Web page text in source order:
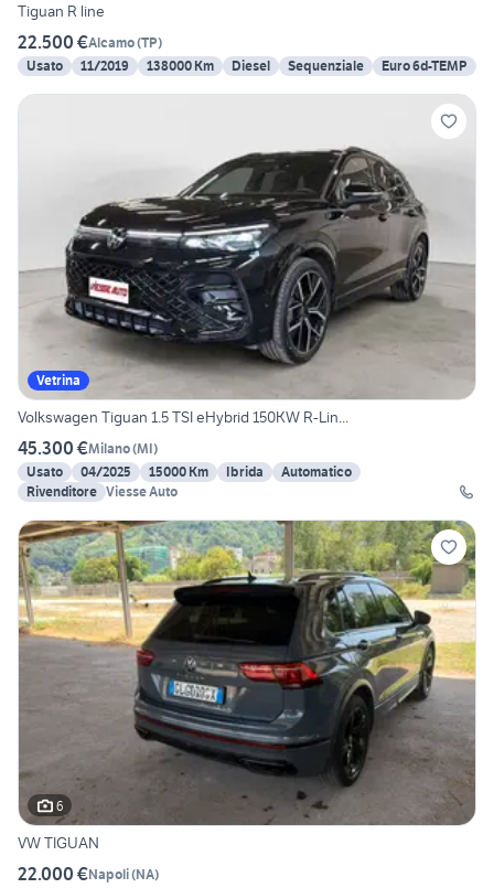
Tiguan R line
22.500 €Alcamo(TP)
Usato
11/2019 138000 Km Diesel Sequenziale Euro 6d-TEMP
Vetrina
Volkswagen Tiguan 1.5 TSI eHybrid 150KW R-Lin...
45.300 €Milano(MI)
Usato
04/2025 15000 Km Ibrida
Automatico
Rivenditore Viesse Auto
6
VW TIGUAN
22.000 €Napoli(NA)